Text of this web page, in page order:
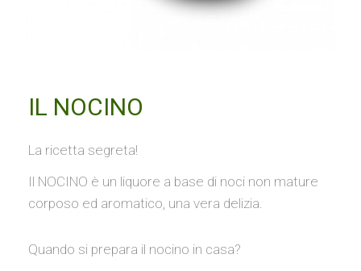
IL NOCINO
La ricetta segreta!
Il NOCINO è un liquore a base di noci non mature
corposo ed aromatico, una vera delizia.
Quando si prepara il nocino in casa?